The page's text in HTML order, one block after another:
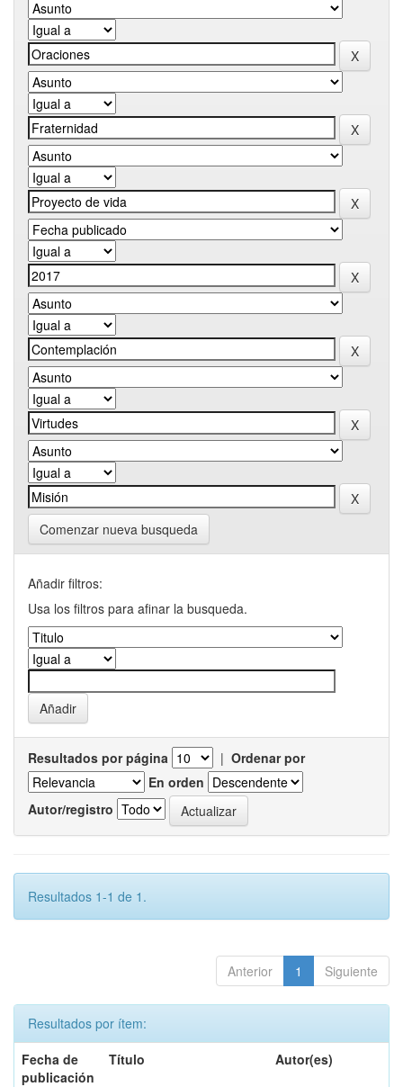
Comenzar nueva busqueda
Añadir filtros:
Usa los filtros para afinar la busqueda.
Resultados por página | Ordenar por
En orden
Autor/registro
Resultados 1-1 de 1.
Anterior 1 Siguiente
Resultados por ítem:
Fecha de
publicación
Título Autor(es)